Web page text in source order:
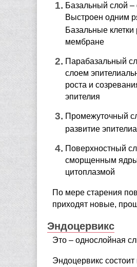
Базальный слой –
Выстроен одним
Базальные
мембране
Парабазальный
слоем
роста и
эпителия
Промежуточный
развитие
Поверхностный
сморщенным
цитоплазмой
По мере старения
приходят новые,
Эндоцервикс
Это – однослойная
Эндоцервикс состоит